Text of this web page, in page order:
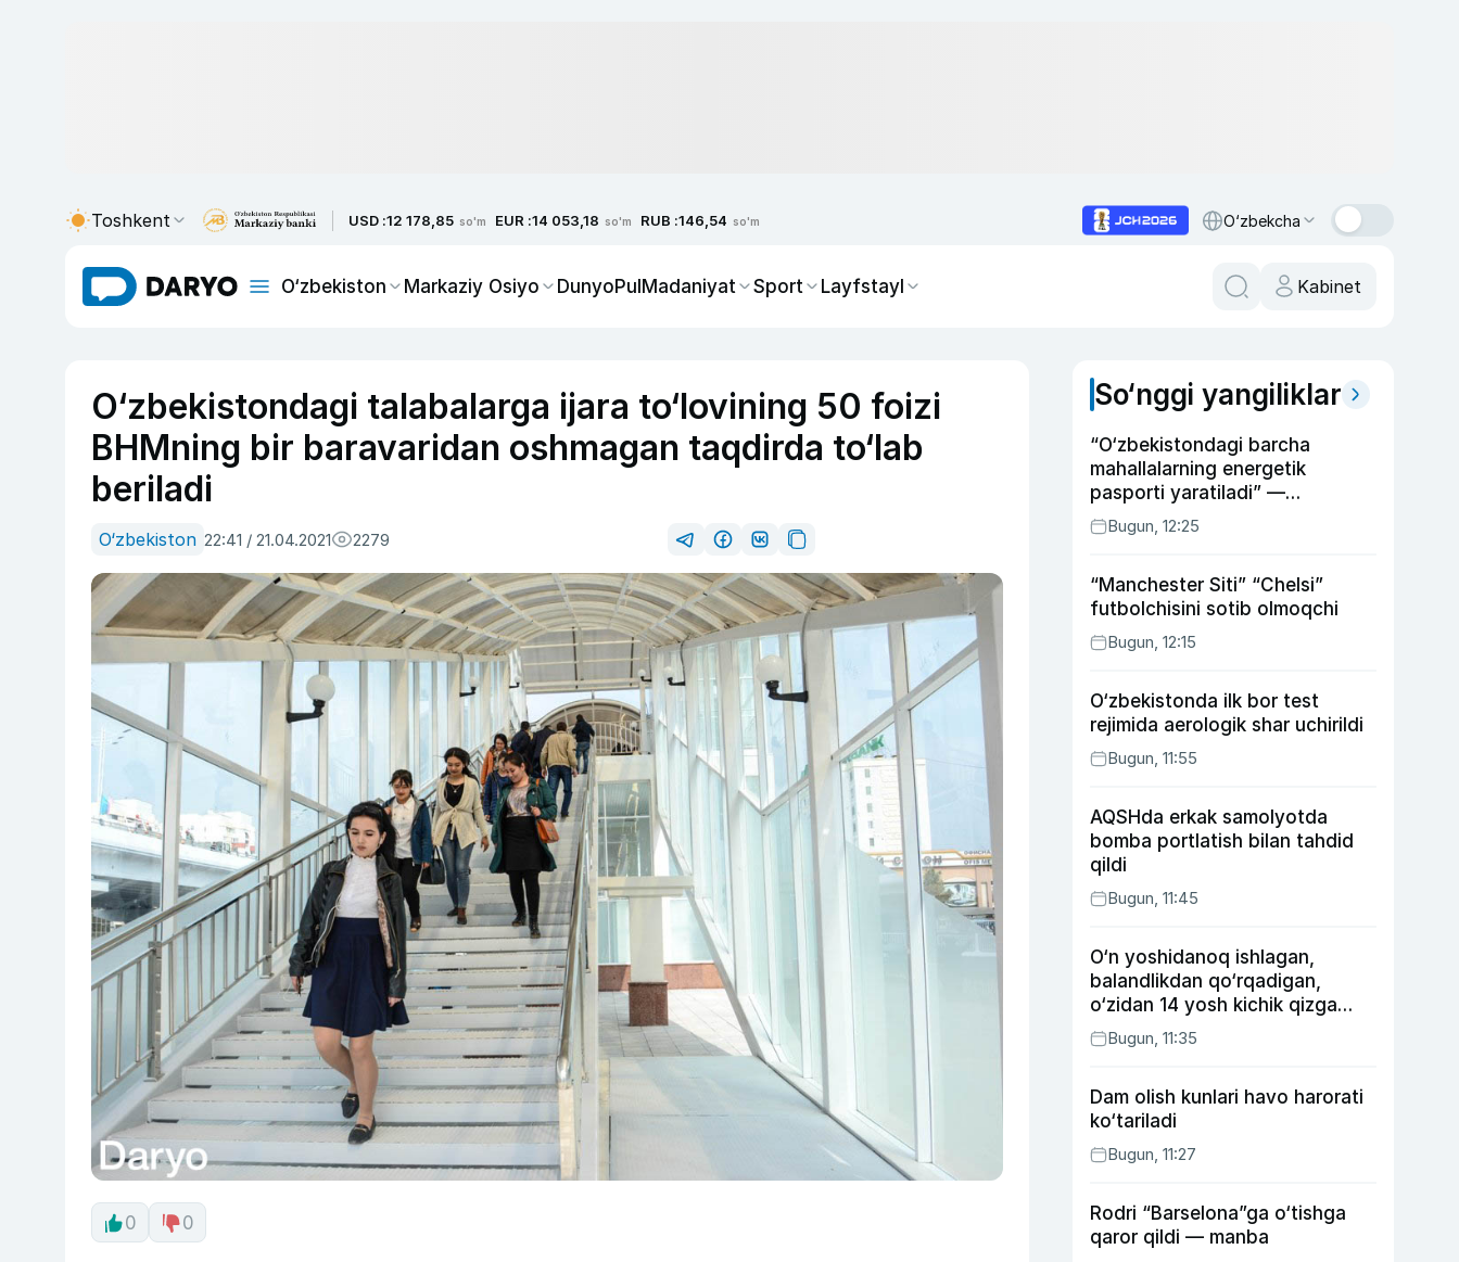
Toshkent USD :12 178,85 so'm EUR :14 053,18 so'm RUB :146,54 so'm O‘zbekcha
O‘zbekiston Markaziy Osiyo DunyoPulMadaniyat Sport Layfstayl Kabinet
O‘zbekistondagi talabalarga ijara to‘lovining 50 foizi
BHMning bir baravaridan oshmagan taqdirda to‘lab
beriladi
O‘zbekiston 22:41 / 21.04.2021 2279
0 0
So‘nggi yangiliklar
“O‘zbekistondagi barcha
mahallalarning energetik
pasporti yaratiladi” —
Energetika vaziri
Bugun, 12:25
“Manchester Siti” “Chelsi”
futbolchisini sotib olmoqchi
Bugun, 12:15
O‘zbekistonda ilk bor test
rejimida aerologik shar uchirildi
Bugun, 11:55
AQSHda erkak samolyotda
bomba portlatish bilan tahdid
qildi
Bugun, 11:45
O‘n yoshidanoq ishlagan,
balandlikdan qo‘rqadigan,
o‘zidan 14 yosh kichik qizga
uylangan Yorqinxo‘ja Umarov
34 yoshda
Bugun, 11:35
Dam olish kunlari havo harorati
ko‘tariladi
Bugun, 11:27
Rodri “Barselona”ga o‘tishga
qaror qildi — manba